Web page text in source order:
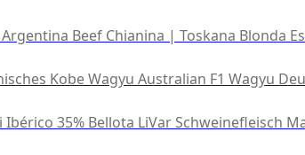
Argentina Beef Chianina | Toskana Blonda
Kobe Wagyu Australian F1 Wagyu
Ibérico 35% Bellota LiVar Schweinefleisch